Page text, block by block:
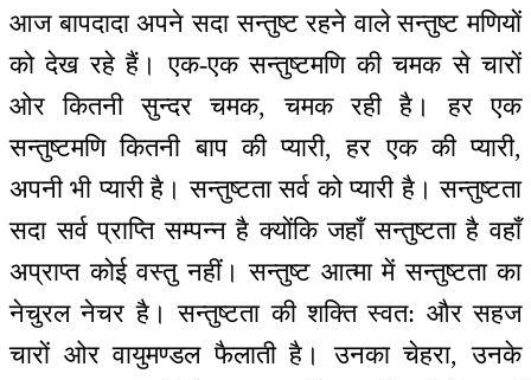
आज बापदादा अपने सदा सन्तुष्ट रहने वाले सन्तुष्ट मणियों
को देख रहे हैं। एक-एक सन्तुष्टमणि की चमक से चारों
ओर कितनी सुन्दर चमक, चमक रही है। हर एक
सन्तुष्टमणि कितनी बाप की प्यारी, हर एक की प्यारी,
अपनी भी प्यारी है। सन्तुष्टता सर्व को प्यारी है। सन्तुष्टता
सदा सर्व प्राप्ति सम्पन्न है क्योंकि जहाँ सन्तुष्टता है वहाँ
अप्राप्त कोई वस्तु नहीं। सन्तुष्ट आत्मा में सन्तुष्टता का
नेचुरल नेचर है। सन्तुष्टता की शक्ति स्वत: और सहज
चारों ओर वायुमण्डल फैलाती है। उनका चेहरा, उनके